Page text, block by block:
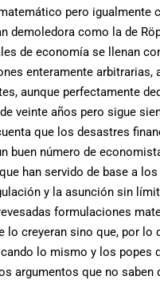
pero
demoledora como la de
de economía se llenan
enteramente
aunque perfectamente
veinte años pero sigue
que los desastres
buen número de
han servido de base a
y la asunción sin
formulaciones
lo creyeran sino que, por
lo mismo y los popes
argumentos que no saben